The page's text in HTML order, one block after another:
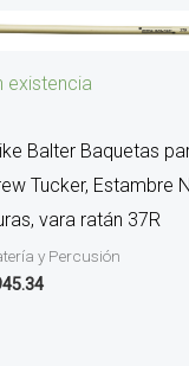
existencia
Balter Baquetas
Tucker, Estambre
vara ratán 37R
y Percusión